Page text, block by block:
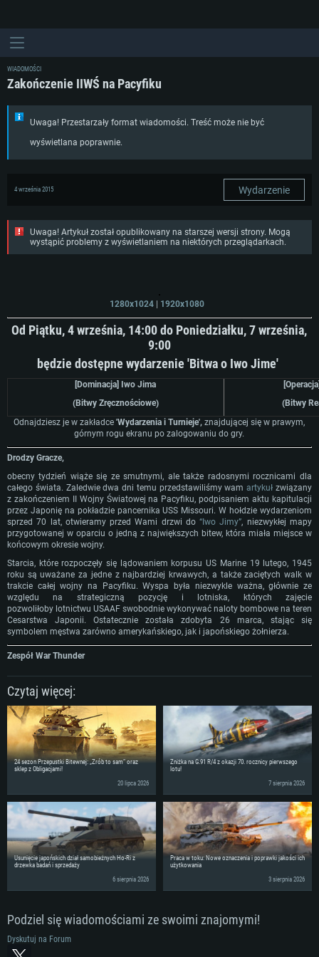
WIADOMOŚCI
Zakończenie IIWŚ na Pacyfiku
Uwaga! Przestarzały format wiadomości. Treść może nie być
wyświetlana poprawnie.
4 września 2015 Wydarzenie
Uwaga! Artykuł został opublikowany na starszej wersji strony. Mogą
wystąpić problemy z wyświetlaniem na niektórych przeglądarkach.
1280x1024 1920x1080
Od Piątku, 4 września, 14:00 do Poniedziałku, 7 września,
9:00
będzie dostępne wydarzenie 'Bitwa o Iwo Jime'
[Dominacja] Iwo Jima
(Bitwy Zręcznościowe)
(Bitwy
Odnajdziesz je w zakładce'Wydarzenia i Turnieje', znajdującej się w prawym,
górnym rogu ekranu po zalogowaniu do gry.
Drodzy Gracze,
obecny tydzień wiąże się ze smutnymi, ale także radosnymi rocznicami dla
całego świata. Zaledwie dwa dni temu przedstawiliśmy wam artykuł związany
z zakończeniem II Wojny Światowej na Pacyfiku, podpisaniem aktu kapitulacji
przez Japonię na pokładzie pancernika USS Missouri. W hołdzie wydarzeniom
sprzed 70 lat, otwieramy przed Wami drzwi do“Iwo Jimy”, niezwykłej mapy
przygotowanej w oparciu o jedną z największych bitew, która miała miejsce w
końcowym okresie wojny.
Starcia, które rozpoczęły się lądowaniem korpusu US Marine 19 lutego, 1945
roku są uważane za jedne z najbardziej krwawych, a także zaciętych walk w
trakcie całej wojny na Pacyfiku. Wyspa była niezwykle ważna, głównie ze
względu na strategiczną pozycję i lotniska, których zajęcie
pozwoliłoby lotnictwu USAAF swobodnie wykonywać naloty bombowe na teren
Cesarstwa Japonii. Ostatecznie została zdobyta 26 marca, stając się
symbolem męstwa zarówno amerykańskiego, jak i japońskiego żołnierza.
Zespół War Thunder
Czytaj więcej:
24 sezon Przepustki Bitewnej: „Zrób to sam” oraz
sklep z Obligacjami!
20 lipca 2026
Zniżka na G.91 R/4 z okazji 70. rocznicy pierwszego
lotu!
7 sierpnia 2026
Usunięcie japońskich dział samobieżnych Ho-Ri z
drzewka badań i sprzedaży
6 sierpnia 2026
Praca w toku: Nowe oznaczenia i poprawki jakości ich
użytkowania
3 sierpnia 2026
Podziel się wiadomościami ze swoimi znajomymi!
Dyskutuj na Forum